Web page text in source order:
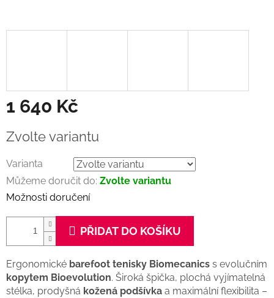
1 640 Kč
cena:
Zvolte variantu
Varianta
Můžeme doručit do: Zvolte variantu
Možnosti doručení
PŘIDAT DO KOŠÍKU
Ergonomické barefoot tenisky Biomecanics s evolučním
kopytem Bioevolution. Široká špička, plochá vyjímatelná
stélka, prodyšná kožená podšívka a maximální flexibilita –